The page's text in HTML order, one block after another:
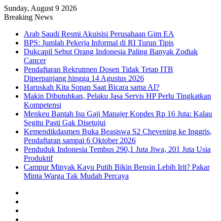
Sunday, August 9 2026
Breaking News
Arab Saudi Resmi Akuisisi Perusahaan Gim EA
BPS: Jumlah Pekerja Informal di RI Turun Tipis
Dukcapil Sebut Orang Indonesia Paling Banyak Zodiak
Cancer
Pendaftaran Rekrutmen Dosen Tidak Tetap ITB
Diperpanjang hingga 14 Agustus 2026
Haruskah Kita Sopan Saat Bicara sama AI?
Makin Dibutuhkan, Pelaku Jasa Servis HP Perlu Tingkatkan
Kompetensi
Menkeu Bantah Isu Gaji Manajer Kopdes Rp 16 Juta: Kalau
Segitu Pasti Gak Disetujui
Kemendikdasmen Buka Beasiswa S2 Chevening ke Inggris,
Pendaftaran sampai 6 Oktober 2026
Penduduk Indonesia Tembus 290,1 Juta Jiwa, 201 Juta Usia
Produktif
Campur Minyak Kayu Putih Bikin Bensin Lebih Irit? Pakar
Minta Warga Tak Mudah Percaya